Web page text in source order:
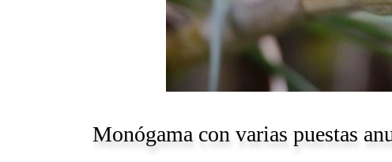
Monógama con varias puestas